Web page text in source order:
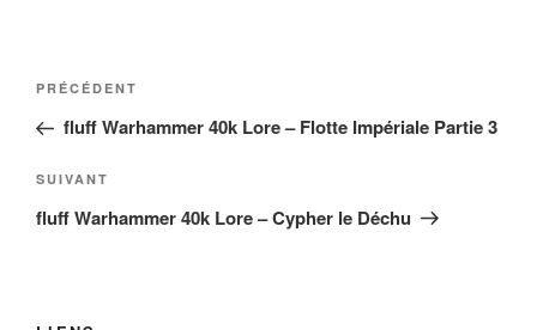
Navigation
l’article
Article
précédent
PRÉCÉDENT
fluff Warhammer 40k Lore – Flotte Impériale Partie 3
Article
suivant
SUIVANT
fluff Warhammer 40k Lore – Cypher le Déchu